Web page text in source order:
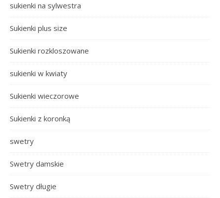
sukienki na sylwestra
Sukienki plus size
Sukienki rozkloszowane
sukienki w kwiaty
Sukienki wieczorowe
Sukienki z koronką
swetry
Swetry damskie
Swetry długie